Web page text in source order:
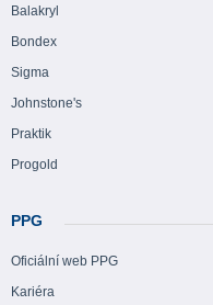
Balakryl
Bondex
Sigma
Johnstone's
Praktik
Progold
PPG
Oficiální web PPG
Kariéra